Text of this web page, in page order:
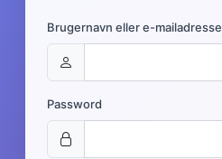
Brugernavn eller e-mailadresse
Password